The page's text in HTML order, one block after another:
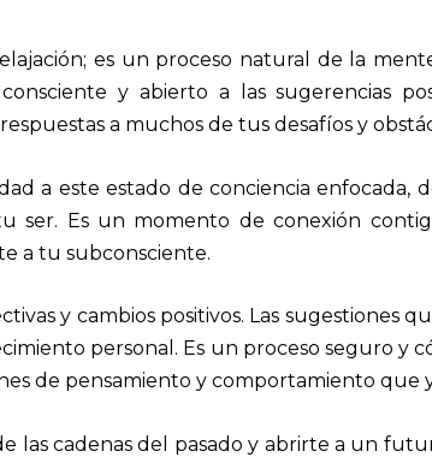
es un proceso natural de la
y abierto a las sugerencias
a muchos de tus desafíos y
a este estado de conciencia
ser. Es un momento de conexión
a tu subconsciente.
y cambios positivos. Las sugestiones
personal. Es un proceso seguro y
de pensamiento y comportamiento que
cadenas del pasado y abrirte a un